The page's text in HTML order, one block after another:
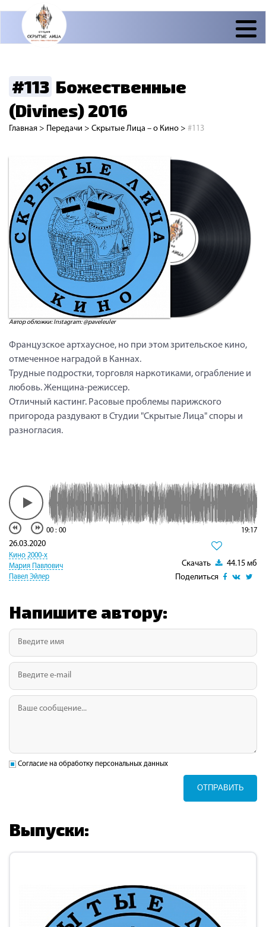
#113 Божественные
(Divines) 2016
Главная > Передачи > Скрытые Лица – о Кино > #113
Автор обложки: Instagram: @paveleuler
Французское артхаусное, но при этом зрительское кино,
отмеченное наградой в Каннах.
Трудные подростки, торговля наркотиками, ограбление и
любовь. Женщина-режиссер.
Отличный кастинг. Расовые проблемы парижского
пригорода раздувают в Студии "Скрытые Лица" споры и
разногласия.
00 : 00 19:17
Скачать
44.15 мб
Поделиться
26.03.2020
Кино 2000-х
Мария Павлович
Павел Эйлер
Напишите автору:
Согласие на обработку персональных данных
ОТПРАВИТЬ
Выпуски: